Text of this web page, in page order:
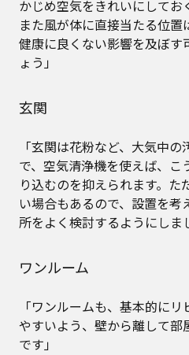
かじめ空気をきれいにしてお
また風が体に直接当たる位置
健康に良くない影響を及ぼす
ょう」
玄関
「玄関は花粉など、大気中
で、空気清浄機を使えば、
り込むのを抑えられます。
い場合もあるので、設置を
所をよく検討するようにしま
ワンルーム
「ワンルームも、基本的に
やすいよう、壁から離して
です」